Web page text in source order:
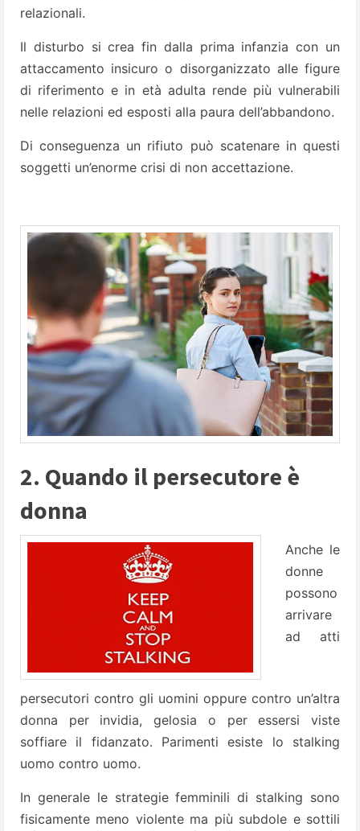
relazionali.
Il disturbo si crea fin dalla prima infanzia con un
attaccamento insicuro o disorganizzato alle figure
di riferimento e in età adulta rende più vulnerabili
nelle relazioni ed esposti alla paura dell’abbandono.
Di conseguenza un rifiuto può scatenare in questi
soggetti un’enorme crisi di non accettazione.
2. Quando il persecutore è
donna
Anche le
donne
possono
arrivare
ad atti
persecutori contro gli uomini oppure contro un’altra
donna per invidia, gelosia o per essersi viste
soffiare il fidanzato. Parimenti esiste lo stalking
uomo contro uomo.
In generale le strategie femminili di stalking sono
fisicamente meno violente ma più subdole e sottili